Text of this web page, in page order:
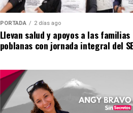
PORTADA 2 días ago
Llevan salud y apoyos a las familias
poblanas con jornada integral del